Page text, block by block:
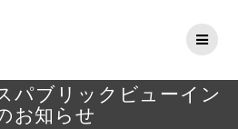
パブリックビューイン
お知らせ